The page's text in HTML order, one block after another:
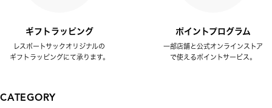
ギフトラッピング
レスポートサックオリジナルの
ギフトラッピングにて承ります。
ポイントプログラム
一部店舗と公式オンラインストア
で使えるポイントサービス。
CATEGORY